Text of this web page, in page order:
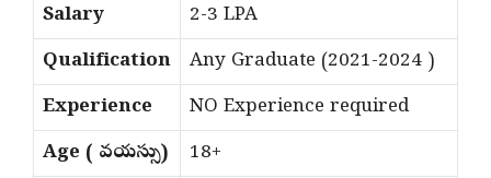
Salary
2-3 LPA
Qualification
Any Graduate (2021-2024 )
Experience
NO Experience required
Age ( వయస్సు )
18+